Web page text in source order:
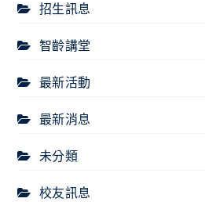
招生訊息
智齡講堂
最新活動
最新消息
未分類
校友訊息